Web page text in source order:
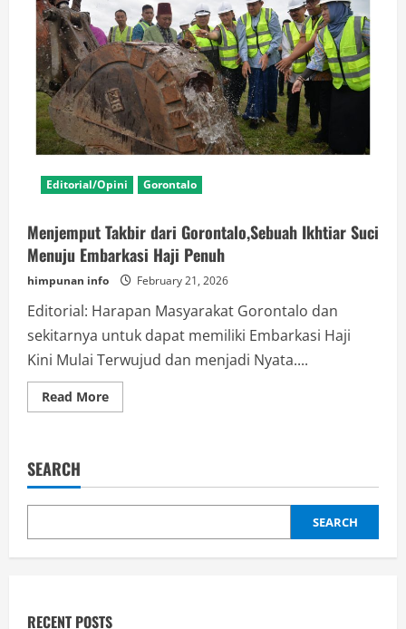
Editorial/Opini Gorontalo
Menjemput Takbir dari Gorontalo,Sebuah Ikhtiar Suci
Menuju Embarkasi Haji Penuh
himpunan info February 21, 2026
Editorial: Harapan Masyarakat Gorontalo dan
sekitarnya untuk dapat memiliki Embarkasi Haji
Kini Mulai Terwujud dan menjadi Nyata....
Read MoreRead
more
Ikhtiar
Menuju
Haji
SEARCH
SEARCH
RECENT POSTS